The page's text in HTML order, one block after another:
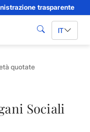
trasparente
cerca IT
quotate
Sociali